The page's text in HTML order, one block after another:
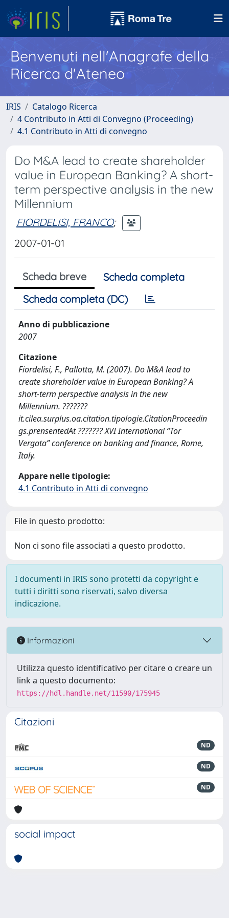
Benvenuti nell'Anagrafe della
Ricerca d'Ateneo
IRIS
Catalogo Ricerca
4 Contributo in Atti di Convegno (Proceeding)
4.1 Contributo in Atti di convegno
Do M&A lead to create shareholder
value in European Banking? A short-
term perspective analysis in the new
Millennium
FIORDELISI, FRANCO;
2007-01-01
Scheda breve
Scheda completa
Scheda completa (DC)
Anno di pubblicazione
2007
Citazione
Fiordelisi, F., Pallotta, M. (2007). Do M&A lead to
create shareholder value in European Banking? A
short-term perspective analysis in the new
Millennium. ???????
it.cilea.surplus.oa.citation.tipologie.CitationProceedin
gs.prensentedAt ??????? XVI International “Tor
Vergata” conference on banking and finance, Rome,
Italy.
Appare nelle tipologie:
4.1 Contributo in Atti di convegno
File in questo prodotto:
Non ci sono file associati a questo prodotto.
I documenti in IRIS sono protetti da copyright e
tutti i diritti sono riservati, salvo diversa
indicazione.
Informazioni
Utilizza questo identificativo per citare o creare un
link a questo documento:
https://hdl.handle.net/11590/175945
Citazioni
ND
ND
ND
social impact